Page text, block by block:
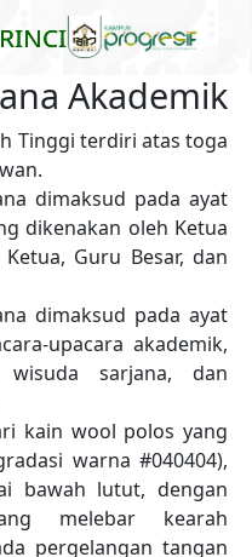
Skip to main content
Akademik
Tinggi terdiri atas toga
dimaksud pada ayat
dikenakan oleh Ketua
Guru Besar, dan
dimaksud pada ayat
upacara akademik,
sarjana, dan
kain wool polos yang
warna #040404),
bawah lutut, dengan
melebar kearah
pergelangan tangan